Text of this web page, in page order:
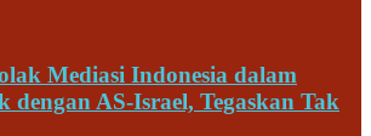
Mediasi Indonesia dalam
dengan AS-Israel, Tegaskan Tak